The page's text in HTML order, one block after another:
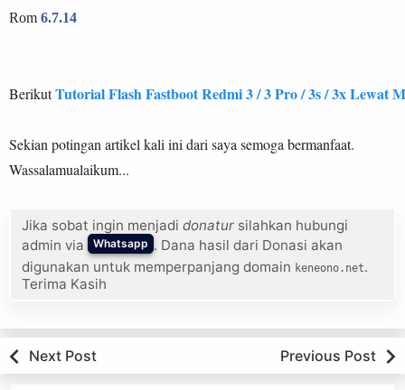
Rom 6.7.14
Berikut Tutorial Flash Fastboot Redmi 3 / 3 Pro / 3s / 3x Lewat
Sekian potingan artikel kali ini dari saya semoga bermanfaat.
Wassalamualaikum...
Jika sobat ingin menjadi donatur silahkan hubungi
admin via
Whatsapp . Dana hasil dari Donasi akan
digunakan untuk memperpanjang domain keneono.net.
Terima Kasih
Next Post Previous Post